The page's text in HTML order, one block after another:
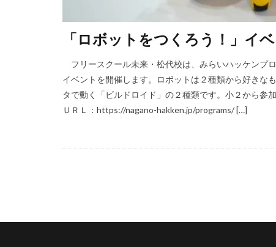
「ロボットをつくろう！」イ
フリースクール未来・松代校は、みらいハッケンプ
イベントを開催します。ロボットは２種類から好きな
タで動く「ビルドロイド」の２種類です。小２から
ＵＲＬ：https://nagano-hakken.jp/programs/ […]